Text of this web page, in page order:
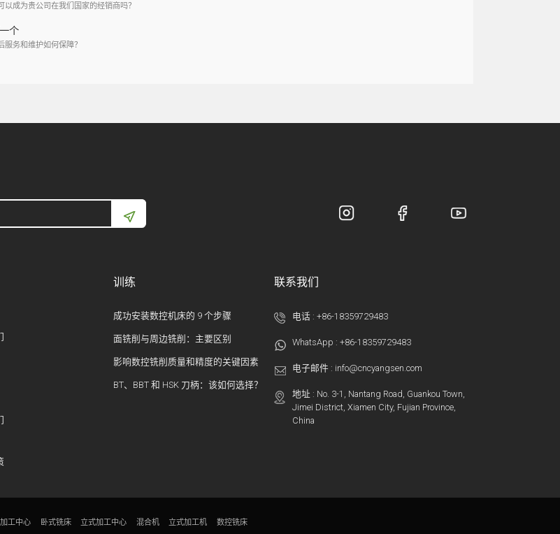
以成为贵公司在我们国家的经销商吗？
一个
服务和维护如何保障？
训练
成功安装数控机床的 9 个步骤
面铣削与周边铣削：主要区别
影响数控铣削质量和精度的关键因素
BT、BBT 和 HSK 刀柄：该如何选择？
联系我们
电话 :+86-18359729483
WhatsApp :+86-18359729483
电子邮件 : info@cncyangsen.com
地址 : No. 3-1, Nantang Road, Guankou Town,
Jimei District, Xiamen City, Fujian Province,
China
工中心 卧式铣床 立式加工中心 混合机 立式加工机 数控铣床